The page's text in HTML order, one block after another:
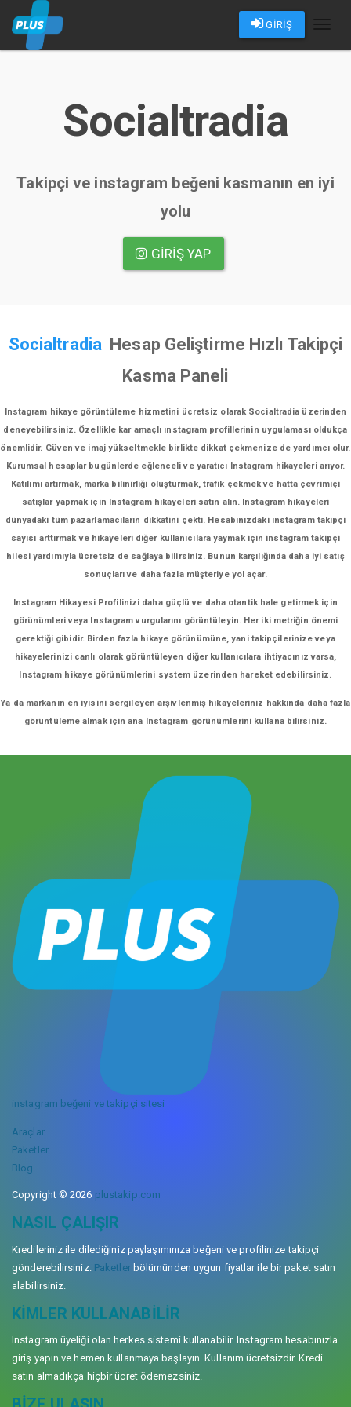
GİRİŞ
Socialtradia
Takipçi ve instagram beğeni kasmanın en iyi
yolu
GIRIŞ YAP
Socialtradia Hesap Geliştirme Hızlı Takipçi
Kasma Paneli
Instagram hikaye görüntüleme hizmetini ücretsiz olarak Socialtradia üzerinden
deneyebilirsiniz. Özellikle kar amaçlı ınstagram profillerinin uygulaması oldukça
önemlidir. Güven ve imaj yükseltmekle birlikte dikkat çekmenize de yardımcı olur.
Kurumsal hesaplar bugünlerde eğlenceli ve yaratıcı Instagram hikayeleri arıyor.
Katılımı artırmak, marka bilinirliği oluşturmak, trafik çekmek ve hatta çevrimiçi
satışlar yapmak için Instagram hikayeleri satın alın. Instagram hikayeleri
dünyadaki tüm pazarlamacıların dikkatini çekti. Hesabınızdaki ınstagram takipçi
sayısı arttırmak ve hikayeleri diğer kullanıcılara yaymak için instagram takipçi
hilesi yardımıyla ücretsiz de sağlaya bilirsiniz. Bunun karşılığında daha iyi satış
sonuçları ve daha fazla müşteriye yol açar.
Instagram Hikayesi Profilinizi daha güçlü ve daha otantik hale getirmek için
görünümleri veya Instagram vurgularını görüntüleyin. Her iki metriğin önemi
gerektiği gibidir. Birden fazla hikaye görünümüne, yani takipçilerinize veya
hikayelerinizi canlı olarak görüntüleyen diğer kullanıcılara ihtiyacınız varsa,
Instagram hikaye görünümlerini system üzerinden hareket edebilirsiniz.
Ya da markanın en iyisini sergileyen arşivlenmiş hikayeleriniz hakkında daha fazla
görüntüleme almak için ana Instagram görünümlerini kullana bilirsiniz.
instagram beğeni ve takipçi sitesi
Araçlar
Paketler
Blog
Copyright © 2026 plustakip.com
NASIL ÇALIŞIR
Kredileriniz ile dilediğiniz paylaşımınıza beğeni ve profilinize takipçi
gönderebilirsiniz. Paketlerbölümünden uygun fiyatlar ile bir paket satın
alabilirsiniz.
KIMLER KULLANABILIR
Instagram üyeliği olan herkes sistemi kullanabilir. Instagram hesabınızla
giriş yapın ve hemen kullanmaya başlayın. Kullanım ücretsizdir. Kredi
satın almadıkça hiçbir ücret ödemezsiniz.